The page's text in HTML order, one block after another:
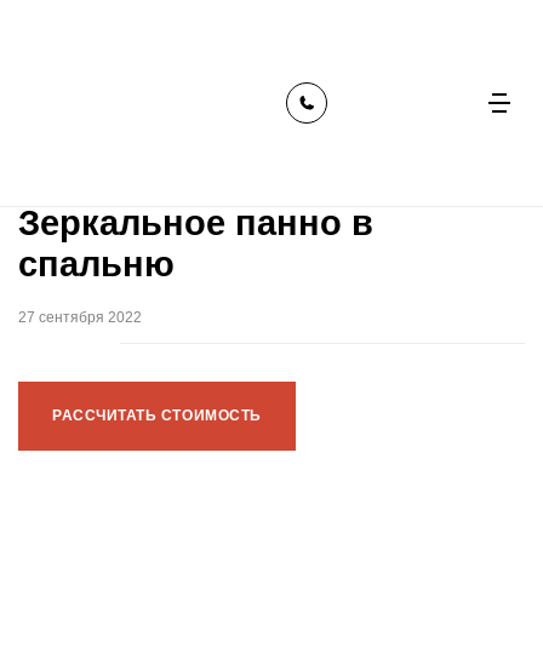
зеркальное панно в спальню
Зеркальное панно в
спальню
27 сентября 2022
РАССЧИТАТЬ СТОИМОСТЬ